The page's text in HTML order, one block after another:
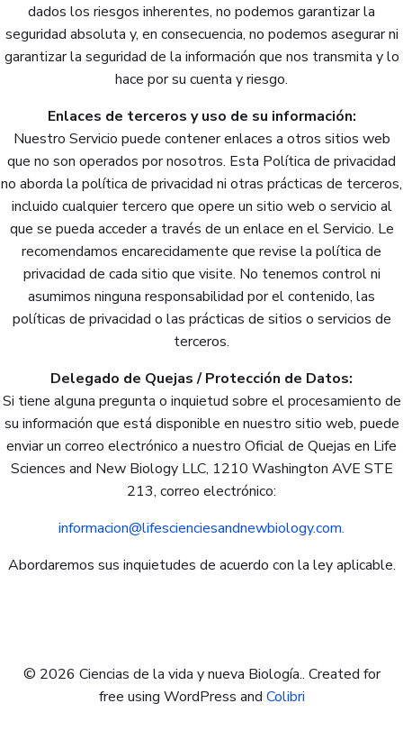
dados los riesgos inherentes, no podemos garantizar la
seguridad absoluta y, en consecuencia, no podemos asegurar ni
garantizar la seguridad de la información que nos transmita y lo
hace por su cuenta y riesgo.
Enlaces de terceros y uso de su información:
Nuestro Servicio puede contener enlaces a otros sitios web
que no son operados por nosotros. Esta Política de privacidad
no aborda la política de privacidad ni otras prácticas de terceros,
incluido cualquier tercero que opere un sitio web o servicio al
que se pueda acceder a través de un enlace en el Servicio. Le
recomendamos encarecidamente que revise la política de
privacidad de cada sitio que visite. No tenemos control ni
asumimos ninguna responsabilidad por el contenido, las
políticas de privacidad o las prácticas de sitios o servicios de
terceros.
Delegado de Quejas / Protección de Datos:
Si tiene alguna pregunta o inquietud sobre el procesamiento de
su información que está disponible en nuestro sitio web, puede
enviar un correo electrónico a nuestro Oficial de Quejas en Life
Sciences and New Biology LLC, 1210 Washington AVE STE
213, correo electrónico:
informacion@lifescienciesandnewbiology.com.
Abordaremos sus inquietudes de acuerdo con la ley aplicable.
© 2026 Ciencias de la vida y nueva Biología.. Created for
free using WordPress and Colibri